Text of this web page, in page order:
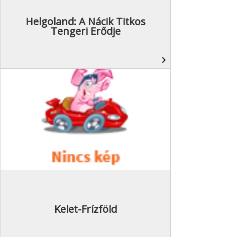
Helgoland: A Nácik Titkos
Tengeri Erődje
navigate_next
Kelet-Frízföld